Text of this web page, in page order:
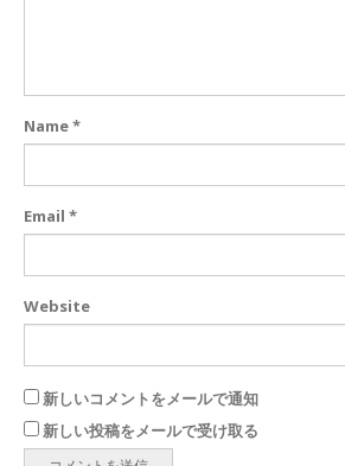
Name*
Email *
Website
新しいコメントをメールで通知
新しい投稿をメールで受け取る